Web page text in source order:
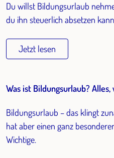
Du willst Bildungsurlaub
du ihn steuerlich absetzen
Jetzt lesen
Was ist Bildungsurlaub?
Bildungsurlaub – das klingt
hat aber einen ganz
Wichtige.